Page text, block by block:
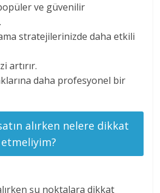
ve güvenilir
stratejilerinizde daha etkili
artırır.
daha profesyonel bir
alırken nelere dikkat
etmeliyim?
şu noktalara dikkat